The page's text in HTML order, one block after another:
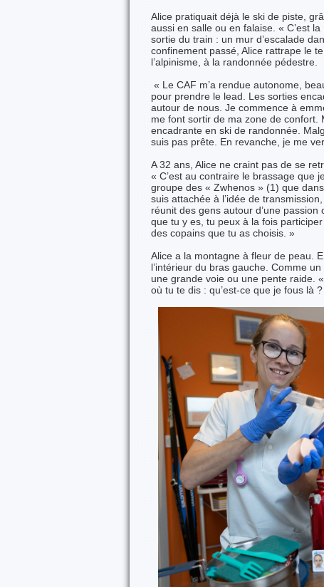
Alice pratiquait déjà le ski de piste,
aussi en salle ou en falaise. « C’est
sortie du train : un mur d’escalade
confinement passé, Alice rattrape le
l’alpinisme, à la randonnée pédestre.
« Le CAF m’a rendue autonome,
pour prendre le lead. Les sorties
autour de nous. Je commence à
me font sortir de ma zone de
encadrante en ski de randonnée.
suis pas prête. En revanche, je me
A 32 ans, Alice ne craint pas de se
« C’est au contraire le brassage que
groupe des « Zwhenos » (1) que
suis attachée à l’idée de
réunit des gens autour d’une
que tu y es, tu peux à la fois
des copains que tu as choisis. »
Alice a la montagne à fleur de peau.
l’intérieur du bras gauche. Comme
une grande voie ou une pente raide.
où tu te dis : qu’est-ce que je fous là